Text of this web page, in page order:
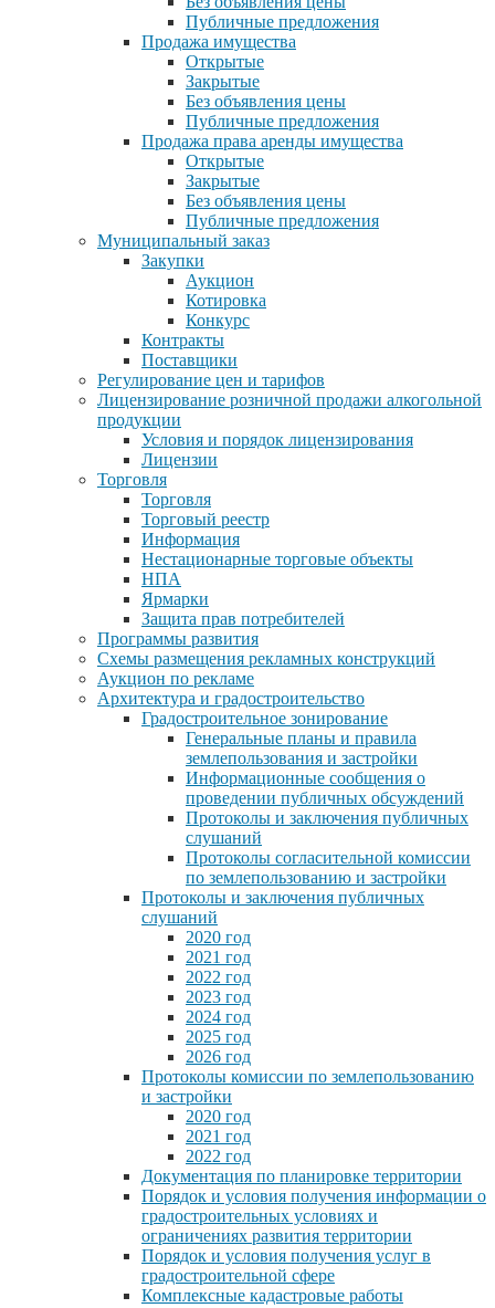
Публичные предложения
Продажа имущества
Открытые
Закрытые
Без объявления цены
Публичные предложения
Продажа права аренды имущества
Открытые
Закрытые
Без объявления цены
Публичные предложения
Муниципальный заказ
Закупки
Аукцион
Котировка
Конкурс
Контракты
Поставщики
Регулирование цен и тарифов
Лицензирование розничной продажи алкогольной
продукции
Условия и порядок лицензирования
Лицензии
Торговля
Торговля
Торговый реестр
Информация
Нестационарные торговые объекты
НПА
Ярмарки
Защита прав потребителей
Программы развития
Схемы размещения рекламных конструкций
Аукцион по рекламе
Архитектура и градостроительство
Градостроительное зонирование
Генеральные планы и правила
землепользования и застройки
Информационные сообщения о
проведении публичных обсуждений
Протоколы и заключения публичных
слушаний
Протоколы согласительной комиссии
по землепользованию и застройки
Протоколы и заключения публичных
слушаний
2020 год
2021 год
2022 год
2023 год
2024 год
2025 год
2026 год
Протоколы комиссии по землепользованию
и застройки
2020 год
2021 год
2022 год
Документация по планировке территории
Порядок и условия получения информации о
градостроительных условиях и
ограничениях развития территории
Порядок и условия получения услуг в
градостроительной сфере
Комплексные кадастровые работы